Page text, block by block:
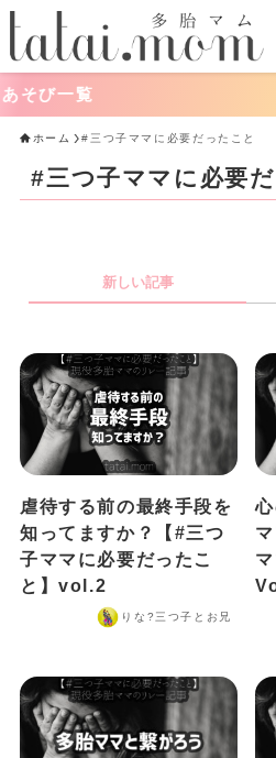
び一覧
ホーム #三つ子ママに必要だったこと
#三つ子ママに必要
新しい記事
虐待する前の最終手段を
知ってますか？【#三つ
子ママに必要だったこ
と】vol.2
りな?️三つ子とお兄